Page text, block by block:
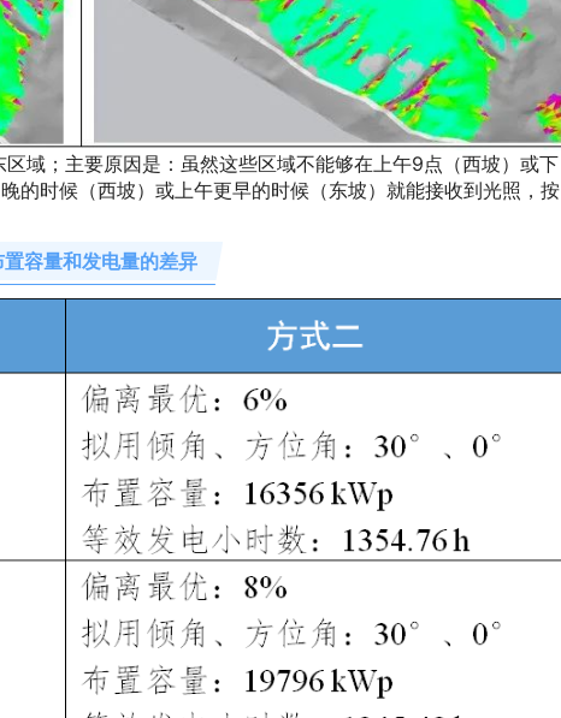
；主要原因是：虽然这些区域不能够在上午9点（西坡）或下
的时候（西坡）或上午更早的时候（东坡）就能接收到光照，按
置容量和发电量的差异